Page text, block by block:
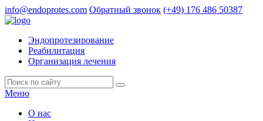
info@endoprotes.com Обратный звонок (+49) 176 486 50387
Эндопротезирование
Реабилитация
Организация лечения
Меню
О нас